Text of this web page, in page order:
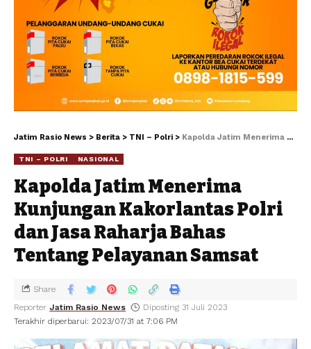
Jatim Rasio News > Berita > TNI – Polri > Kapolda Jatim Menerima Kunjungan Kakorlantas Polri dan Jasa Raharja Bahas Tentang Pelayanan Samsat
TNI – POLRI NASIONAL
Kapolda Jatim Menerima
Kunjungan Kakorlantas Polri
dan Jasa Raharja Bahas
Tentang Pelayanan Samsat
Terakhir diperbarui: 2023/07/31 at 7:06 PM
Reporter Jatim Rasio News Diposting 31 Juli 2023
Share